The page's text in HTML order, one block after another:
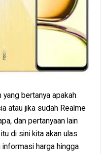
bertanya apakah
atau jika sudah Realme
dan pertanyaan lain
di sini kita akan ulas
harga hingga